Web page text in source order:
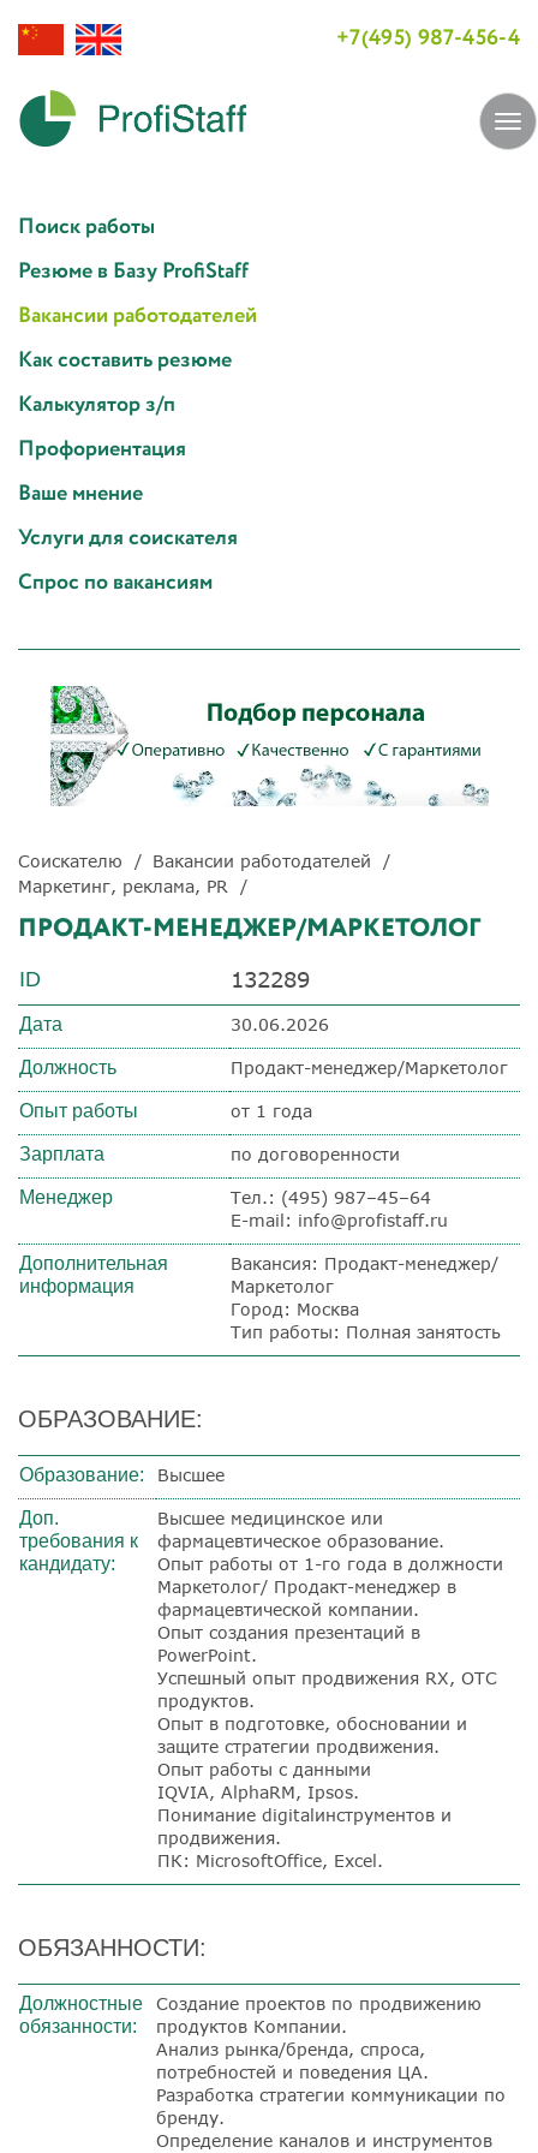
+7(495) 987-456-4
Поиск работы
Резюме в Базу ProfiStaff
Вакансии работодателей
Как составить резюме
Калькулятор з/п
Профориентация
Ваше мнение
Услуги для соискателя
Спрос по вакансиям
Соискателю
Вакансии работодателей
Маркетинг, реклама, PR
ПРОДАКТ-МЕНЕДЖЕР/МАРКЕТОЛОГ
ID 132289
Дата 30.06.2026
Должность Продакт-менеджер/Маркетолог
Опыт работы от 1 года
Зарплата по договоренности
Менеджер
Тел.: (495) 987–45–64
E-mail: info@profistaff.ru
Дополнительная
информация
Вакансия: Продакт-менеджер/
Маркетолог
Город: Москва
Тип работы: Полная занятость
ОБРАЗОВАНИЕ:
Образование: Высшее
Доп.
требования к
кандидату:
Высшее медицинское или
фармацевтическое образование.
Опыт работы от 1-го года в должности
Маркетолог/ Продакт-менеджер в
фармацевтической компании.
Опыт создания презентаций в
PowerPoint.
Успешный опыт продвижения RX, OTC
продуктов.
Опыт в подготовке, обосновании и
защите стратегии продвижения.
Опыт работы с данными
IQVIA, AlphaRM, Ipsos.
Понимание digitalинструментов и
продвижения.
ПК: MicrosoftOffice, Excel.
ОБЯЗАННОСТИ:
Должностные
обязанности:
Создание проектов по продвижению
продуктов Компании.
Анализ рынка/бренда, спроса,
потребностей и поведения ЦА.
Разработка стратегии коммуникации по
бренду.
Определение каналов и инструментов